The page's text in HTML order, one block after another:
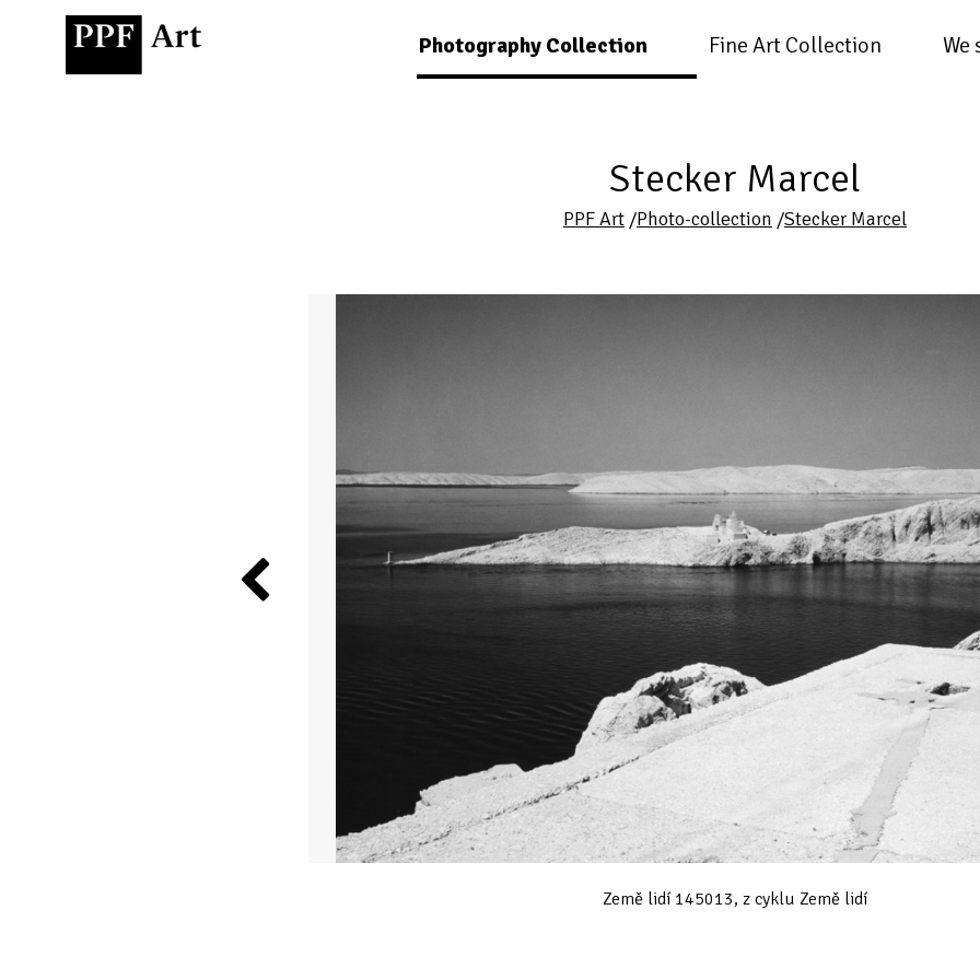
Photography Collection Fine Art Collection We
Stecker Marcel
PPF Art /Photo-collection /Stecker Marcel
Previous
Země lidí 145013, z cyklu Země lidí